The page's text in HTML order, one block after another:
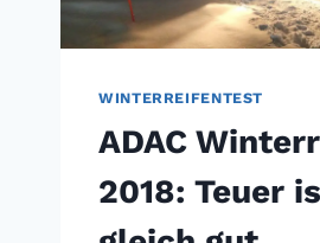
WINTERREIFENTEST
ADAC
2018: Teuer